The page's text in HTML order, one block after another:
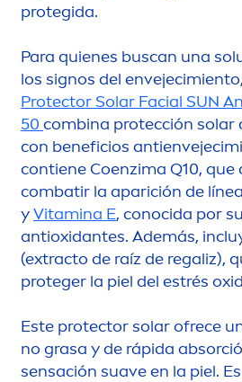
protegida.
Para quienes buscan una
los signos del
Protector Solar Facial SUN
50 combina protección solar
con beneficios
contiene Coenzima Q10,
combatir la aparición de
yVitamina E, conocida por
antioxidantes. Además,
(extracto de raíz de regaliz),
proteger la piel del estrés
Este protector solar ofrece
no grasa y de rápida
sensación suave en la piel.